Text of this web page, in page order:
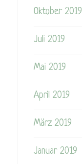
Oktober 2019
Juli 2019
Mai 2019
April 2019
März 2019
Januar 2019